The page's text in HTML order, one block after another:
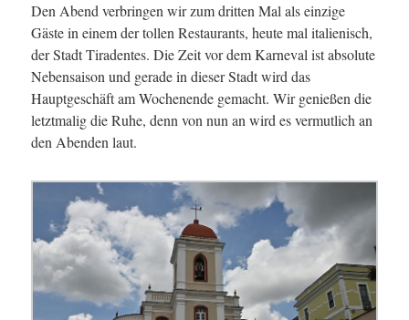
Den Abend verbringen wir zum dritten Mal als einzige
Gäste in einem der tollen Restaurants, heute mal italienisch,
der Stadt Tiradentes. Die Zeit vor dem Karneval ist absolute
Nebensaison und gerade in dieser Stadt wird das
Hauptgeschäft am Wochenende gemacht. Wir genießen die
letztmalig die Ruhe, denn von nun an wird es vermutlich an
den Abenden laut.